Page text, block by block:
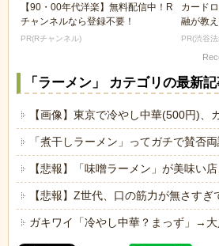
【90・00年代洋楽】無料配信中！R
チャンネルなら登録不要！
PR(Rチャンネル)
カード
融が教
免除す
PR(渋谷
「ラーメン」 カテゴリの最新
【画像】東京で冷やし中華(500円)、
「煮干しラーメン」ってガチで賛否
【悲報】「味噌ラーメン」が美味い
【悲報】Z世代、口の筋力が無さす
ガキワイ「冷やし中華？まっず」→